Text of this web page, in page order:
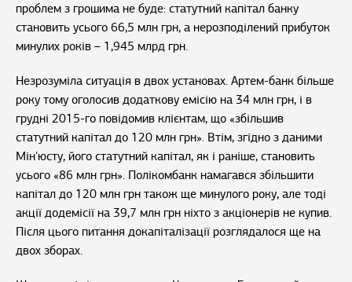
проблем з грошима не буде: статутний капітал банку
становить усього 66,5 млн грн, а нерозподілений прибуток
минулих років – 1,945 млрд грн.
Незрозуміла ситуація в двох установах. Артем-банк більше
року тому оголосив додаткову емісію на 34 млн грн, і в
грудні 2015-го повідомив клієнтам, що «збільшив
статутний капітал до 120 млн грн». Втім, згідно з даними
Мін'юсту, його статутний капітал, як і раніше, становить
усього «86 млн грн». Полікомбанк намагався збільшити
капітал до 120 млн грн також ще минулого року, але тоді
акції додемісії на 39,7 млн грн ніхто з акціонерів не купив.
Після цього питання докапіталізації розглядалося ще на
двох зборах.